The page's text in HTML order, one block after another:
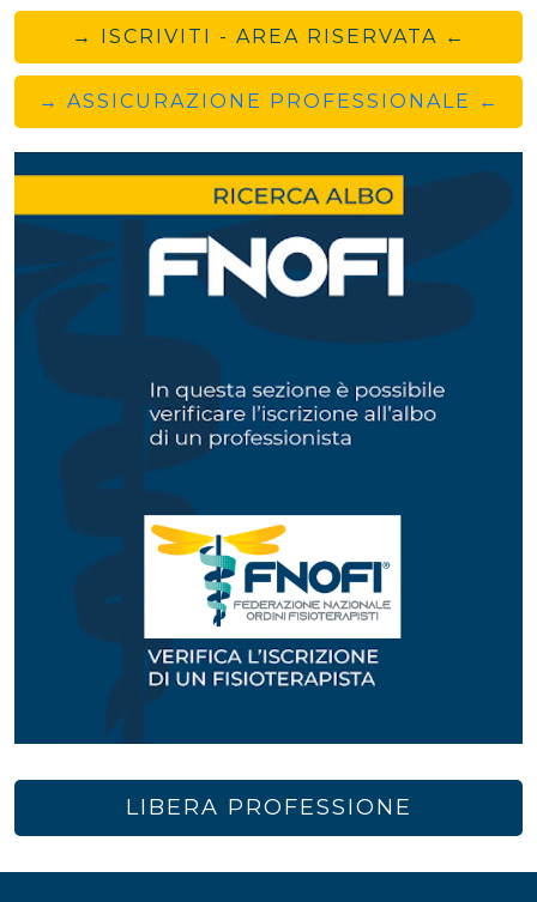
→ ISCRIVITI - AREA RISERVATA ←
→ ASSICURAZIONE PROFESSIONALE ←
LIBERA PROFESSIONE